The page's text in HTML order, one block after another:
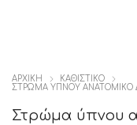
ΑΡΧΙΚΉ
ΚΑΘΙΣΤΙΚΟ
ΣΤΡΏΜΑ ΎΠΝΟΥ ΑΝΑΤΟΜΙΚΌ
Στρώμα ύπνου